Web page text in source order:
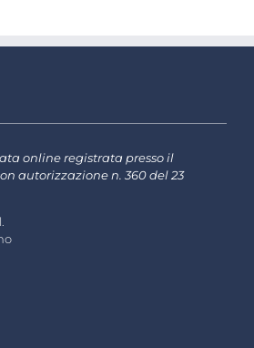
online registrata presso il
autorizzazione n. 360 del 23